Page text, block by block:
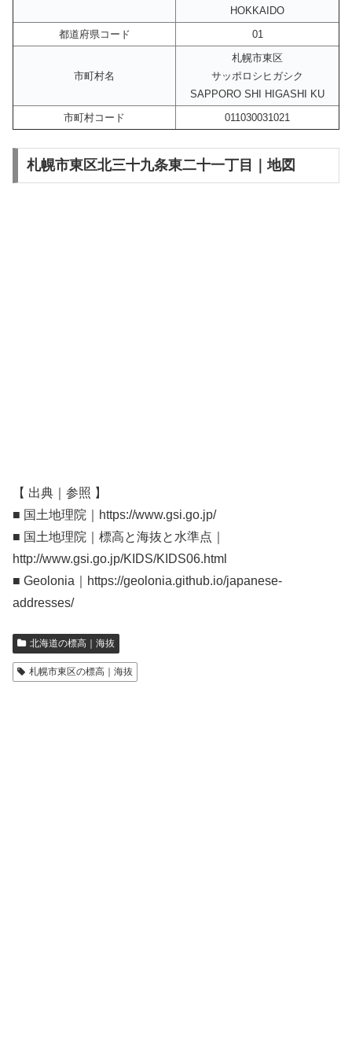
HOKKAIDO
都道府県コード
01
市町村名
札幌市東区
サッポロシヒガシク
SAPPORO SHI HIGASHI KU
市町村コード
011030031021
札幌市東区北三十九条東二十一丁目｜地図
【 出典｜参照 】
■ 国土地理院｜https://www.gsi.go.jp/
■ 国土地理院｜標高と海抜と水準点｜
http://www.gsi.go.jp/KIDS/KIDS06.html
■ Geolonia｜https://geolonia.github.io/japanese-
addresses/
北海道の標高｜海抜
札幌市東区の標高｜海抜